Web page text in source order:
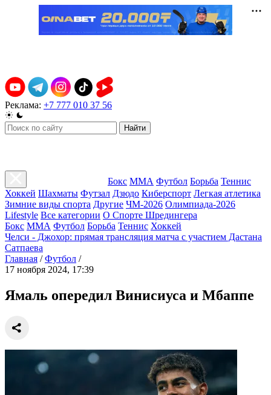
Реклама: +7 777 010 37 56
Найти
Бокс ММА Футбол Борьба Теннис
Хоккей Шахматы Футзал Дзюдо Киберспорт Легкая атлетика
Зимние виды спорта Другие ЧМ-2026 Олимпиада-2026
Lifestyle Все категории О Спорте Шредингера
Бокс ММА Футбол Борьба Теннис Хоккей
Челси - Джохор: прямая трансляция матча с участием Дастана
Сатпаева
Главная / Футбол /
17 ноября 2024, 17:39
Ямаль опередил Винисиуса и Мбаппе